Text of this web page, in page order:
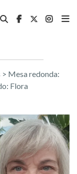
> Mesa redonda:
Flora